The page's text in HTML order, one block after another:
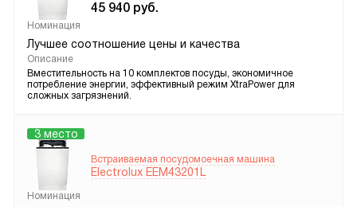
45 940 руб.
Номинация
Лучшее соотношение цены и качества
Описание
Вместительность на 10 комплектов посуды, экономичное
потребление энергии, эффективный режим XtraPower для
сложных загрязнений.
3 место
Встраиваемая посудомоечная машина
Electrolux EEM43201L
Номинация